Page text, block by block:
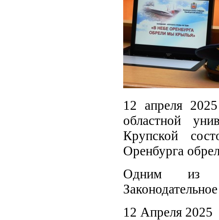
12 апреля
областной
Крупской
Оренбурга
Одним из
12 Апреля 2025